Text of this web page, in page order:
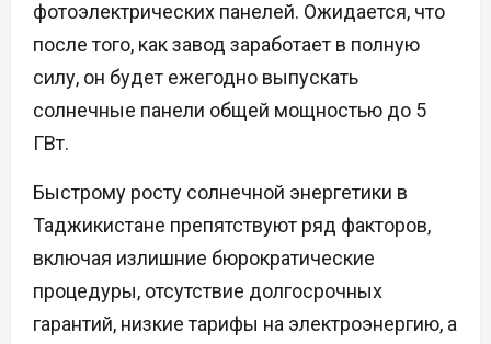
фотоэлектрических панелей. Ожидается, что
после того, как завод заработает в полную
силу, он будет ежегодно выпускать
солнечные панели общей мощностью до 5
ГВт.
Быстрому росту солнечной энергетики в
Таджикистане препятствуют ряд факторов,
включая излишние бюрократические
процедуры, отсутствие долгосрочных
гарантий, низкие тарифы на электроэнергию, а